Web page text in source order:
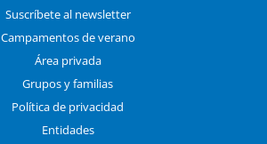
Suscríbete al newsletter
Campamentos de verano
Área privada
Grupos y familias
Política de privacidad
Entidades